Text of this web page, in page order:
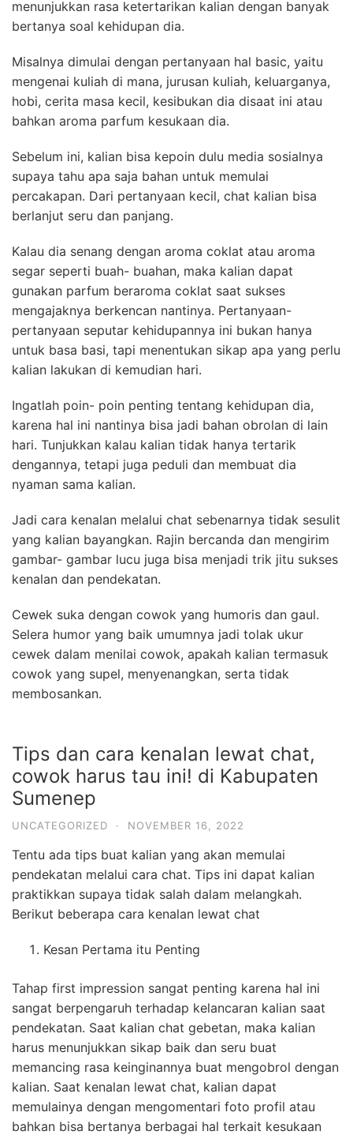
menunjukkan rasa ketertarikan kalian dengan banyak
bertanya soal kehidupan dia.
Misalnya dimulai dengan pertanyaan hal basic, yaitu
mengenai kuliah di mana, jurusan kuliah, keluarganya,
hobi, cerita masa kecil, kesibukan dia disaat ini atau
bahkan aroma parfum kesukaan dia.
Sebelum ini, kalian bisa kepoin dulu media sosialnya
supaya tahu apa saja bahan untuk memulai
percakapan. Dari pertanyaan kecil, chat kalian bisa
berlanjut seru dan panjang.
Kalau dia senang dengan aroma coklat atau aroma
segar seperti buah- buahan, maka kalian dapat
gunakan parfum beraroma coklat saat sukses
mengajaknya berkencan nantinya. Pertanyaan-
pertanyaan seputar kehidupannya ini bukan hanya
untuk basa basi, tapi menentukan sikap apa yang perlu
kalian lakukan di kemudian hari.
Ingatlah poin- poin penting tentang kehidupan dia,
karena hal ini nantinya bisa jadi bahan obrolan di lain
hari. Tunjukkan kalau kalian tidak hanya tertarik
dengannya, tetapi juga peduli dan membuat dia
nyaman sama kalian.
Jadi cara kenalan melalui chat sebenarnya tidak sesulit
yang kalian bayangkan. Rajin bercanda dan mengirim
gambar- gambar lucu juga bisa menjadi trik jitu sukses
kenalan dan pendekatan.
Cewek suka dengan cowok yang humoris dan gaul.
Selera humor yang baik umumnya jadi tolak ukur
cewek dalam menilai cowok, apakah kalian termasuk
cowok yang supel, menyenangkan, serta tidak
membosankan.
Tips dan cara kenalan lewat chat,
cowok harus tau ini! di Kabupaten
Sumenep
UNCATEGORIZED · NOVEMBER 16, 2022
Tentu ada tips buat kalian yang akan memulai
pendekatan melalui cara chat. Tips ini dapat kalian
praktikkan supaya tidak salah dalam melangkah.
Berikut beberapa cara kenalan lewat chat
Kesan Pertama itu Penting
Tahap first impression sangat penting karena hal ini
sangat berpengaruh terhadap kelancaran kalian saat
pendekatan. Saat kalian chat gebetan, maka kalian
harus menunjukkan sikap baik dan seru buat
memancing rasa keinginannya buat mengobrol dengan
kalian. Saat kenalan lewat chat, kalian dapat
memulainya dengan mengomentari foto profil atau
bahkan bisa bertanya berbagai hal terkait kesukaan